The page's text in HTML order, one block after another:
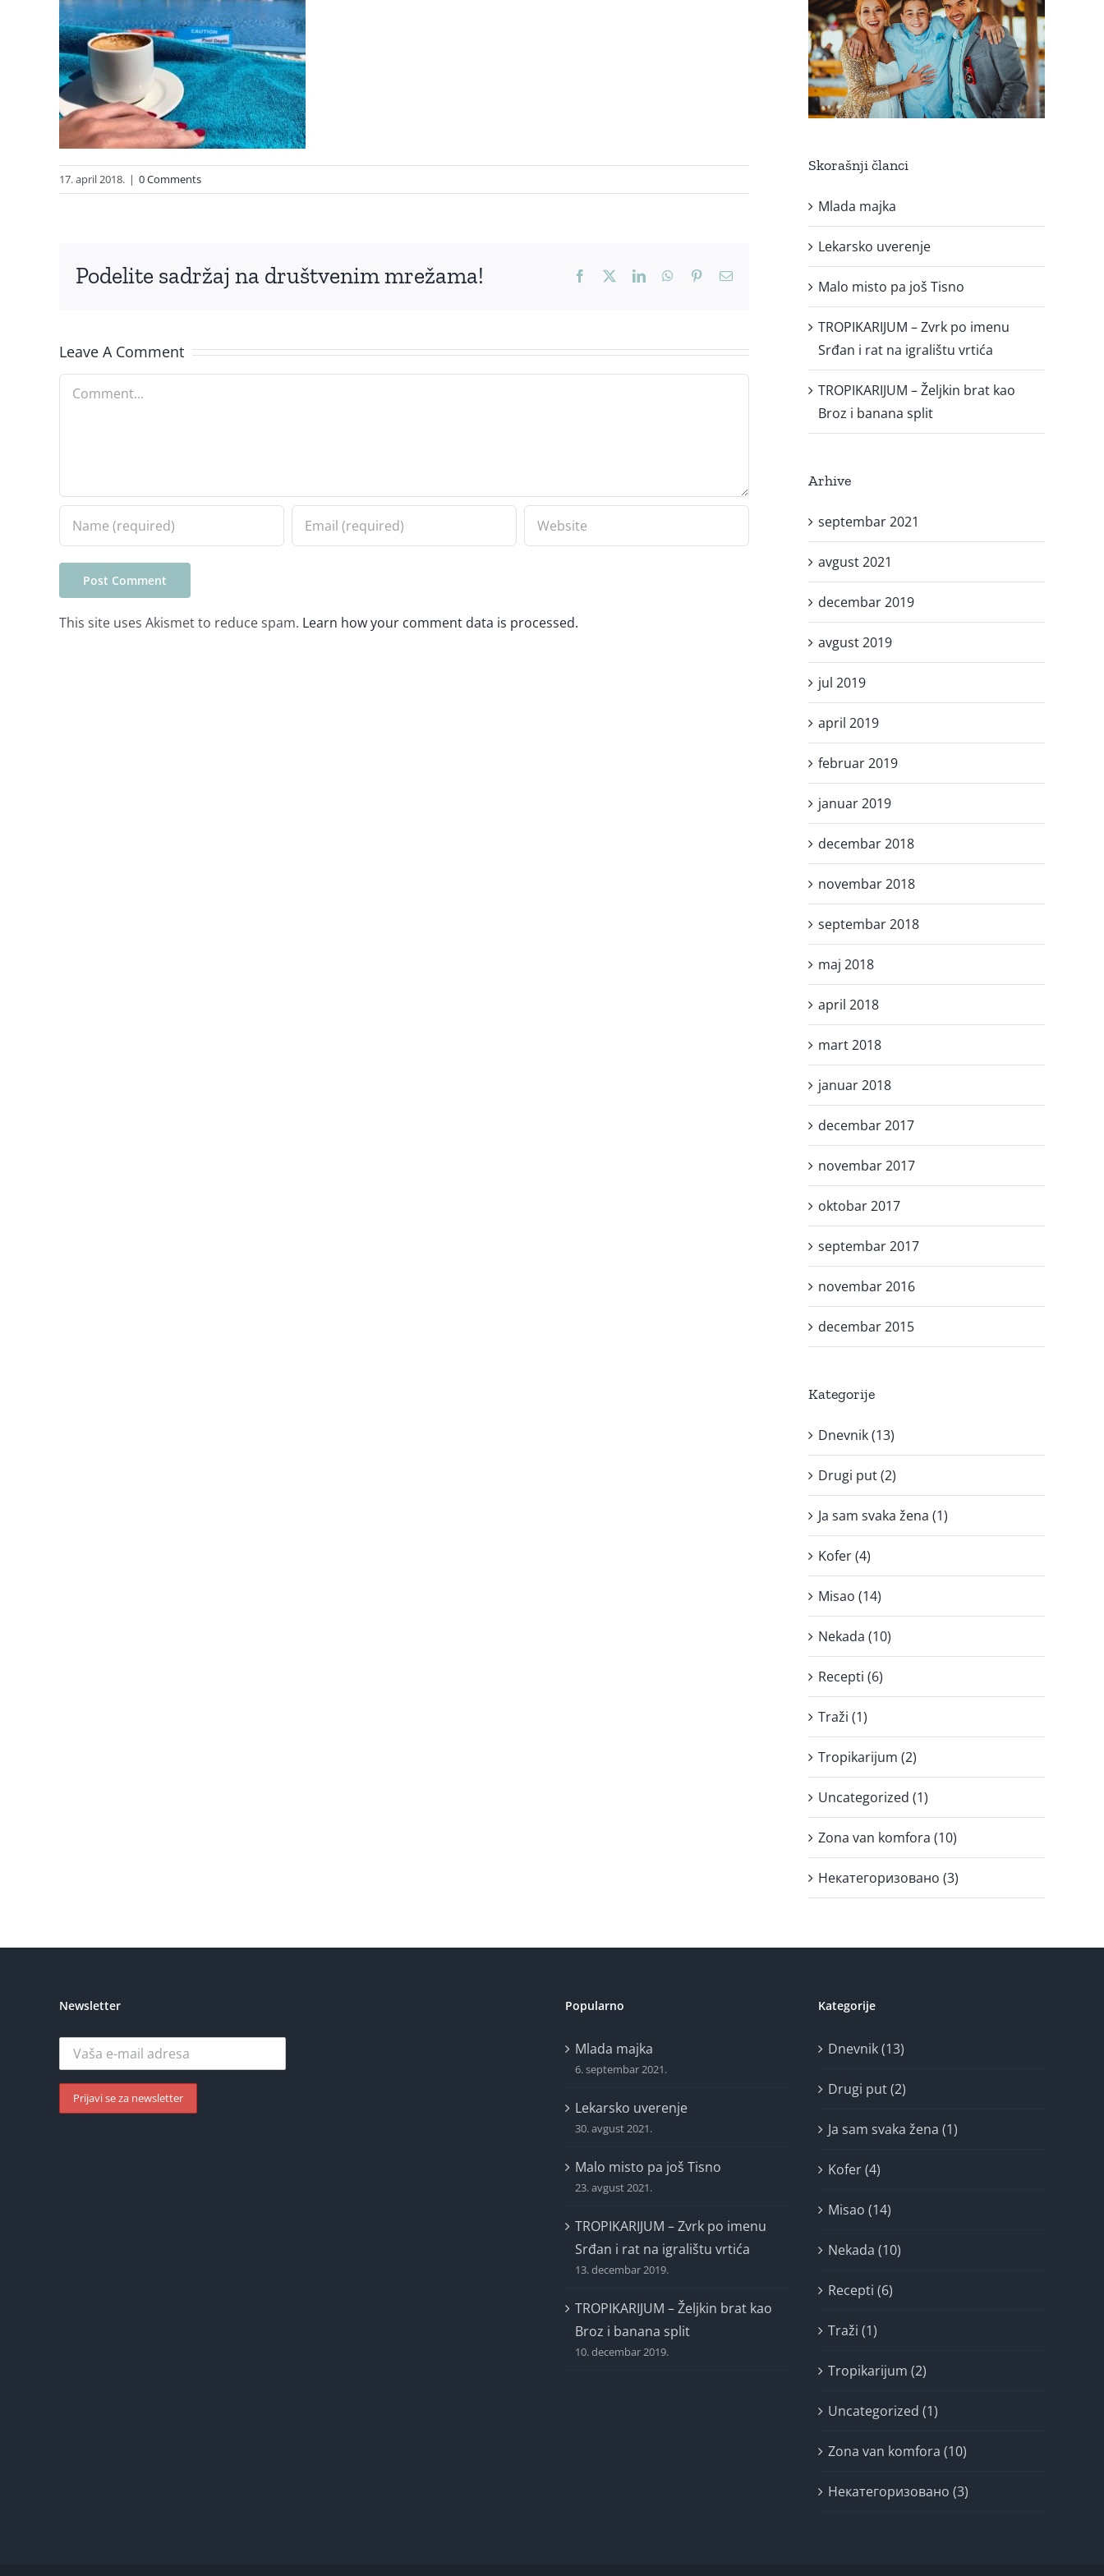
17. april 2018. | 0 Comments
Podelite sadržaj na društvenim mrežama! Facebook LinkedInWhatsApp
PinterestEmail
Leave A Comment
Comment
This site uses Akismet to reduce spam. Learn how your comment data is processed.
Skorašnji članci
Mlada majka
Lekarsko uverenje
Malo misto pa još Tisno
TROPIKARIJUM – Zvrk po imenu
Srđan i rat na igralištu vrtića
TROPIKARIJUM – Željkin brat kao
Broz i banana split
Arhive
septembar 2021
avgust 2021
decembar 2019
avgust 2019
jul 2019
april 2019
februar 2019
januar 2019
decembar 2018
novembar 2018
septembar 2018
maj 2018
april 2018
mart 2018
januar 2018
decembar 2017
novembar 2017
oktobar 2017
septembar 2017
novembar 2016
decembar 2015
Kategorije
Dnevnik (13)
Drugi put (2)
Ja sam svaka žena (1)
Kofer (4)
Misao (14)
Nekada (10)
Recepti (6)
Traži (1)
Tropikarijum (2)
Uncategorized (1)
Zona van komfora (10)
Некатегоризовано (3)
Newsletter Popularno
Mlada majka
6. septembar 2021.
Lekarsko uverenje
30. avgust 2021.
Malo misto pa još Tisno
23. avgust 2021.
TROPIKARIJUM – Zvrk po imenu
Srđan i rat na igralištu vrtića
13. decembar 2019.
TROPIKARIJUM – Željkin brat kao
Broz i banana split
10. decembar 2019.
Kategorije
Dnevnik (13)
Drugi put (2)
Ja sam svaka žena (1)
Kofer (4)
Misao (14)
Nekada (10)
Recepti (6)
Traži (1)
Tropikarijum (2)
Uncategorized (1)
Zona van komfora (10)
Некатегоризовано (3)